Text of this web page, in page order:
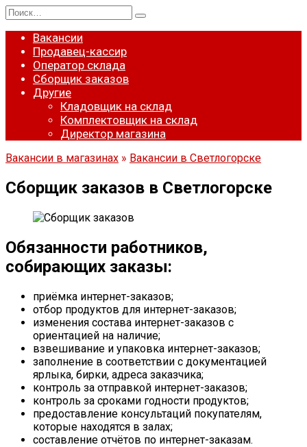
Перейти
к
содержанию
Search
for:
Вакансии
Продавец-кассир
Оператор склада
Сборщик заказов
Другие
Кладовщик на склад
Комплектовщик на склад
Директор магазина
Вакансии в магазинах » Вакансии в Светлогорске
Сборщик заказов в Светлогорске
Обязанности работников,
собирающих заказы:
приёмка интернет-заказов;
отбор продуктов для интернет-заказов;
изменения состава интернет-заказов с
ориентацией на наличие;
взвешивание и упаковка интернет-заказов;
заполнение в соответствии с документацией
ярлыка, бирки, адреса заказчика;
контроль за отправкой интернет-заказов;
контроль за сроками годности продуктов;
предоставление консультаций покупателям,
которые находятся в залах;
составление отчётов по интернет-заказам.